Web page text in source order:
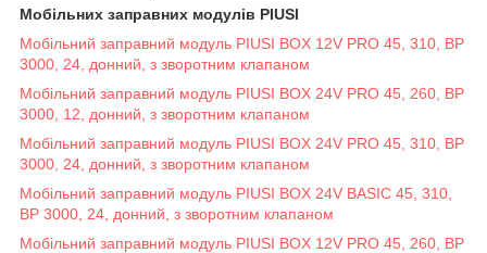
Мобільних заправних модулів PIUSI
Мобільний заправний модуль PIUSI BOX 12V PRO 45, 310, BP
3000, 24, донний, з зворотним клапаном
Мобільний заправний модуль PIUSI BOX 24V PRO 45, 260, BP
3000, 12, донний, з зворотним клапаном
Мобільний заправний модуль PIUSI BOX 24V PRO 45, 310, BP
3000, 24, донний, з зворотним клапаном
Мобільний заправний модуль PIUSI BOX 24V BASIC 45, 310,
BP 3000, 24, донний, з зворотним клапаном
Мобільний заправний модуль PIUSI BOX 12V PRO 45, 260, BP